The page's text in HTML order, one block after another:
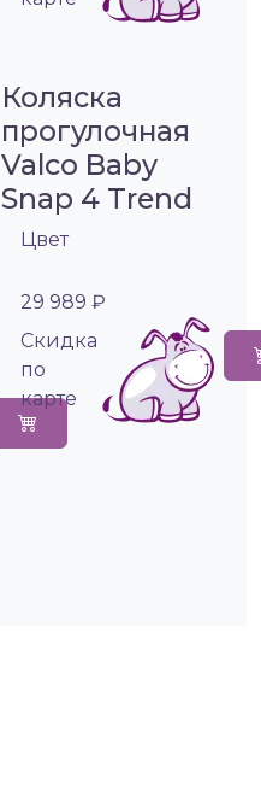
Коляска
прогулочная
Valco Baby
Snap 4 Trend
Цвет
29 989 ₽
Cкидка
по
карте